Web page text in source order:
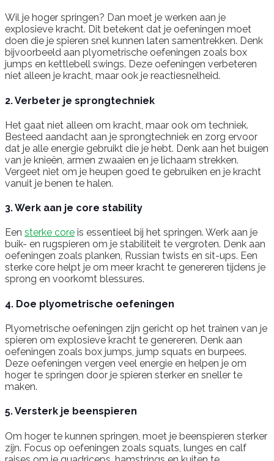
Wil je hoger springen? Dan moet je werken aan je
explosieve kracht. Dit betekent dat je oefeningen moet
doen die je spieren snel kunnen laten samentrekken. Denk
bijvoorbeeld aan plyometrische oefeningen zoals box
jumps en kettlebell swings. Deze oefeningen verbeteren
niet alleen je kracht, maar ook je reactiesnelheid.
2. Verbeter je sprongtechniek
Het gaat niet alleen om kracht, maar ook om techniek.
Besteed aandacht aan je sprongtechniek en zorg ervoor
dat je alle energie gebruikt die je hebt. Denk aan het buigen
van je knieën, armen zwaaien en je lichaam strekken.
Vergeet niet om je heupen goed te gebruiken en je kracht
vanuit je benen te halen.
3. Werk aan je core stability
Een sterke core is essentieel bij het springen. Werk aan je
buik- en rugspieren om je stabiliteit te vergroten. Denk aan
oefeningen zoals planken, Russian twists en sit-ups. Een
sterke core helpt je om meer kracht te genereren tijdens je
sprong en voorkomt blessures.
4. Doe plyometrische oefeningen
Plyometrische oefeningen zijn gericht op het trainen van je
spieren om explosieve kracht te genereren. Denk aan
oefeningen zoals box jumps, jump squats en burpees.
Deze oefeningen vergen veel energie en helpen je om
hoger te springen door je spieren sterker en sneller te
maken.
5. Versterk je beenspieren
Om hoger te kunnen springen, moet je beenspieren sterker
zijn. Focus op oefeningen zoals squats, lunges en calf